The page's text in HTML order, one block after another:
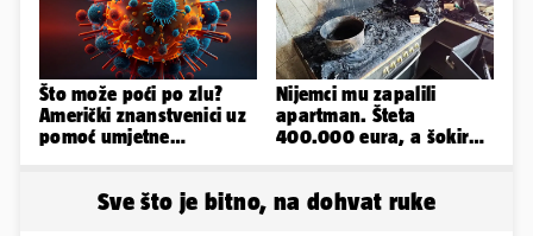
Što može poći po zlu?
Američki znanstvenici uz
pomoć umjetne
Nijemci mu zapalili
apartman. Šteta
400.000 eura, a šokirao
Sve što je bitno, na dohvat ruke